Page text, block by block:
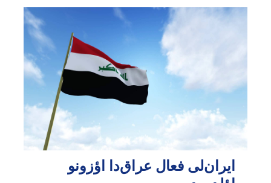
ایران‌لی فعال عراق‌دا اؤزونو